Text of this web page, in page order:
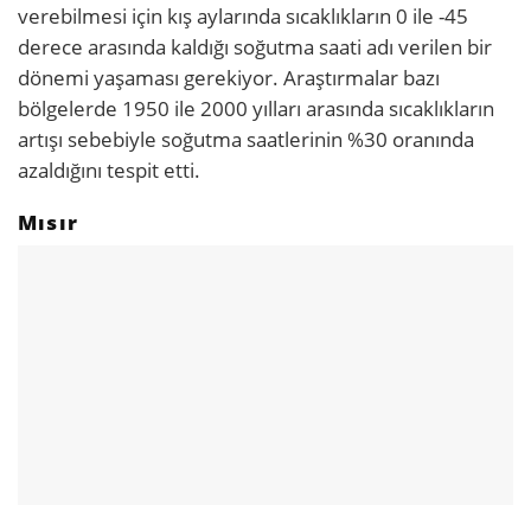
verebilmesi için kış aylarında sıcaklıkların 0 ile -45
derece arasında kaldığı soğutma saati adı verilen bir
dönemi yaşaması gerekiyor. Araştırmalar bazı
bölgelerde 1950 ile 2000 yılları arasında sıcaklıkların
artışı sebebiyle soğutma saatlerinin %30 oranında
azaldığını tespit etti.
Mısır